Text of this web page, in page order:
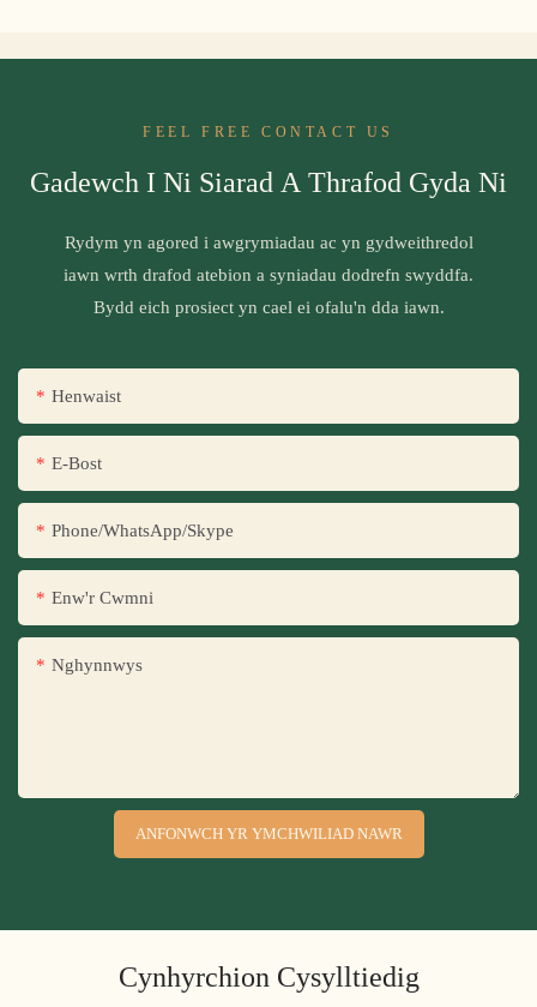
FEEL FREE CONTACT US
Gadewch I Ni Siarad A Thrafod Gyda Ni
Rydym yn agored i awgrymiadau ac yn gydweithredol
iawn wrth drafod atebion a syniadau dodrefn swyddfa.
Bydd eich prosiect yn cael ei ofalu'n dda iawn.
Henwaist
E-Bost
Phone/WhatsApp/Skype
Enw'r Cwmni
Nghynnwys
ANFONWCH YR YMCHWILIAD NAWR
Cynhyrchion Cysylltiedig